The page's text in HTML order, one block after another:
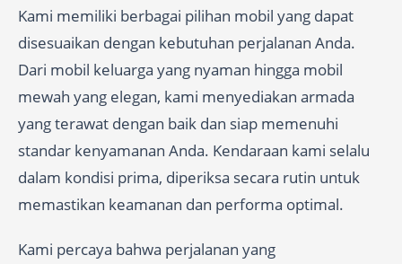
Kami memiliki berbagai pilihan mobil yang dapat
disesuaikan dengan kebutuhan perjalanan Anda.
Dari mobil keluarga yang nyaman hingga mobil
mewah yang elegan, kami menyediakan armada
yang terawat dengan baik dan siap memenuhi
standar kenyamanan Anda. Kendaraan kami selalu
dalam kondisi prima, diperiksa secara rutin untuk
memastikan keamanan dan performa optimal.
Kami percaya bahwa perjalanan yang